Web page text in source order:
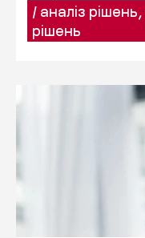
/ аналіз рішень,
рішень